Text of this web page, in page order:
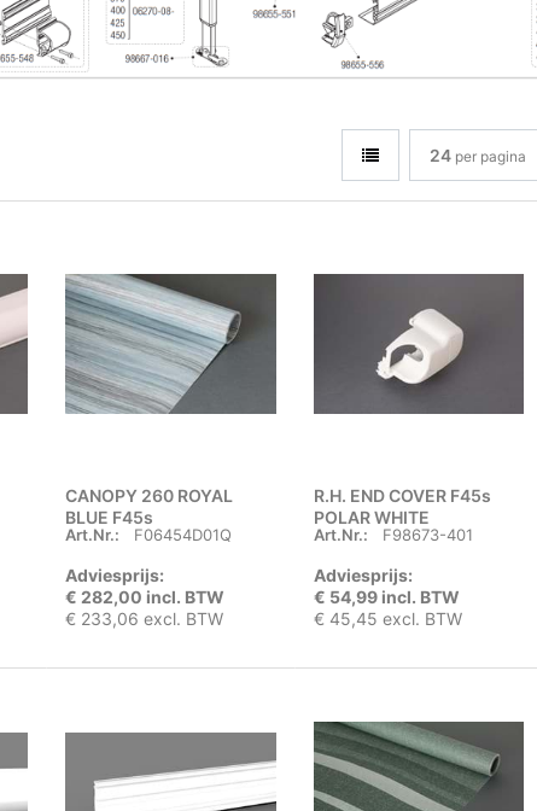
24 per pagina
CANOPY 260 ROYAL
BLUE F45s
Art.Nr.: F06454D01Q
Adviesprijs:
€ 282,00 incl. BTW
€ 233,06 excl. BTW
R.H. END COVER F45s
POLAR WHITE
Art.Nr.: F98673-401
Adviesprijs:
€ 54,99 incl. BTW
€ 45,45 excl. BTW